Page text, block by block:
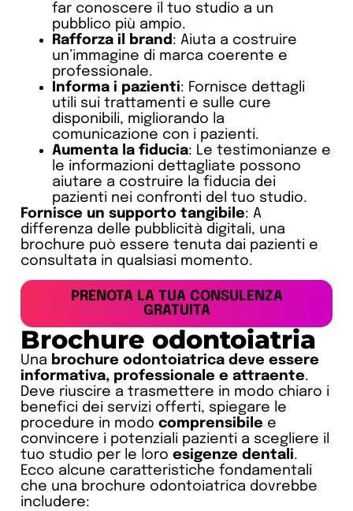
far conoscere il tuo studio a un
pubblico più ampio.
Rafforza il brand : Aiuta a costruire
un’immagine di marca coerente e
professionale.
Informa i pazienti: Fornisce dettagli
utili sui trattamenti e sulle cure
disponibili, migliorando la
comunicazione con i pazienti.
Aumenta la fiducia: Le testimonianze e
le informazioni dettagliate possono
aiutare a costruire la fiducia dei
pazienti nei confronti del tuo studio.
Fornisce un supporto tangibile: A
differenza delle pubblicità digitali, una
brochure può essere tenuta dai pazienti e
consultata in qualsiasi momento.
PRENOTA LA TUA CONSULENZA
GRATUITA
Brochure odontoiatria
Una brochure odontoiatrica deve essere
informativa, professionale e attraente.
Deve riuscire a trasmettere in modo chiaro i
benefici dei servizi offerti, spiegare le
procedure in modo comprensibile e
convincere i potenziali pazienti a scegliere il
tuo studio per le loro esigenze dentali.
Ecco alcune caratteristiche fondamentali
che una brochure odontoiatrica dovrebbe
includere: